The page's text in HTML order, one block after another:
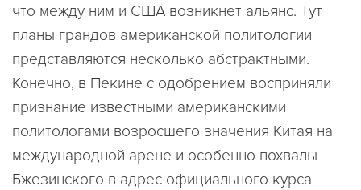
что между ним и США возникнет альянс. Тут
планы грандов американской политологии
представляются несколько абстрактными.
Конечно, в Пекине с одобрением восприняли
признание известными американскими
политологами возросшего значения Китая на
международной арене и особенно похвалы
Бжезинского в адрес официального курса